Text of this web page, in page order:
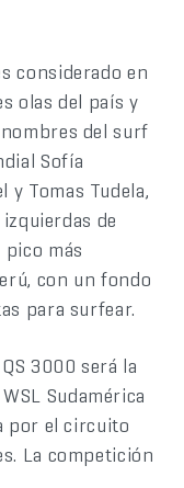
considerado en
olas del país y
del surf
Sofía
y Tomas Tudela,
de
más
con un fondo
para surfear.
3000 será la
Sudamérica
por el circuito
La competición